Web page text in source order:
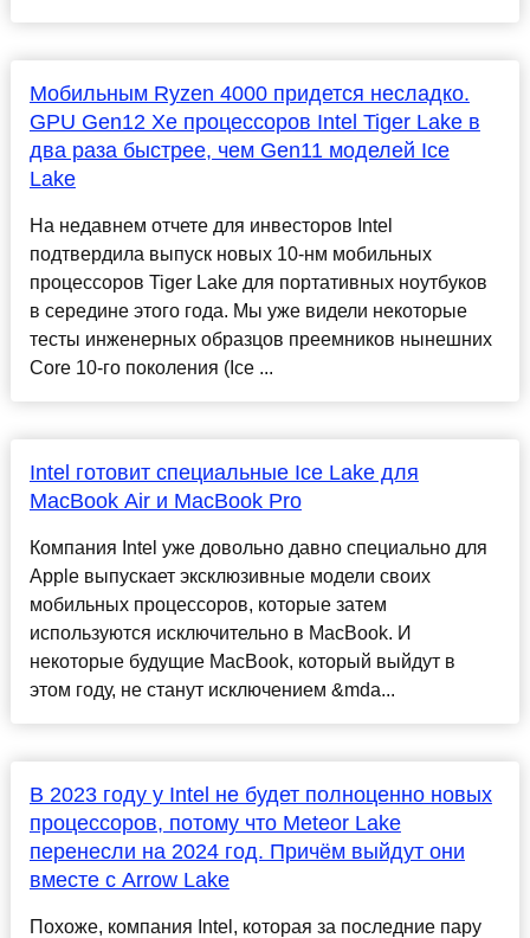
Мобильным Ryzen 4000 придется несладко.
GPU Gen12 Xe процессоров Intel Tiger Lake в
два раза быстрее, чем Gen11 моделей Ice
Lake
На недавнем отчете для инвесторов Intel
подтвердила выпуск новых 10-нм мобильных
процессоров Tiger Lake для портативных ноутбуков
в середине этого года. Мы уже видели некоторые
тесты инженерных образцов преемников нынешних
Core 10-го поколения (Ice ...
Intel готовит специальные Ice Lake для
MacBook Air и MacBook Pro
Компания Intel уже довольно давно специально для
Apple выпускает эксклюзивные модели своих
мобильных процессоров, которые затем
используются исключительно в MacBook. И
некоторые будущие MacBook, который выйдут в
этом году, не станут исключением &mda...
В 2023 году у Intel не будет полноценно новых
процессоров, потому что Meteor Lake
перенесли на 2024 год. Причём выйдут они
вместе с Arrow Lake
Похоже, компания Intel, которая за последние пару